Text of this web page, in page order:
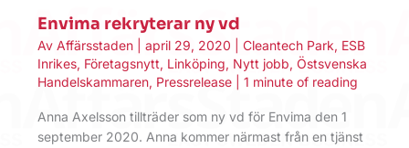
Envima rekryterar ny vd
Av Affärsstaden april 29, 2020 Cleantech Park, ESB
Inrikes, Företagsnytt, Linköping, Nytt jobb, Östsvenska
Handelskammaren, Pressrelease 1 minute of reading
Anna Axelsson tillträder som ny vd för Envima den 1
september 2020. Anna kommer närmast från en tjänst